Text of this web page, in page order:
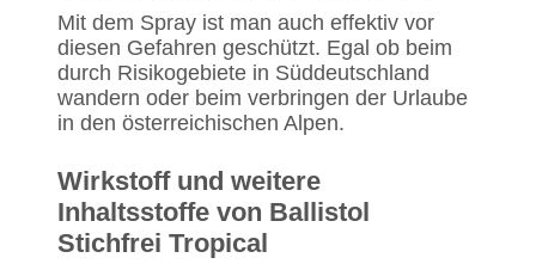
Mit dem Spray ist man auch effektiv vor
diesen Gefahren geschützt. Egal ob beim
durch Risikogebiete in Süddeutschland
wandern oder beim verbringen der Urlaube
in den österreichischen Alpen.
Wirkstoff und weitere
Inhaltsstoffe von Ballistol
Stichfrei Tropical